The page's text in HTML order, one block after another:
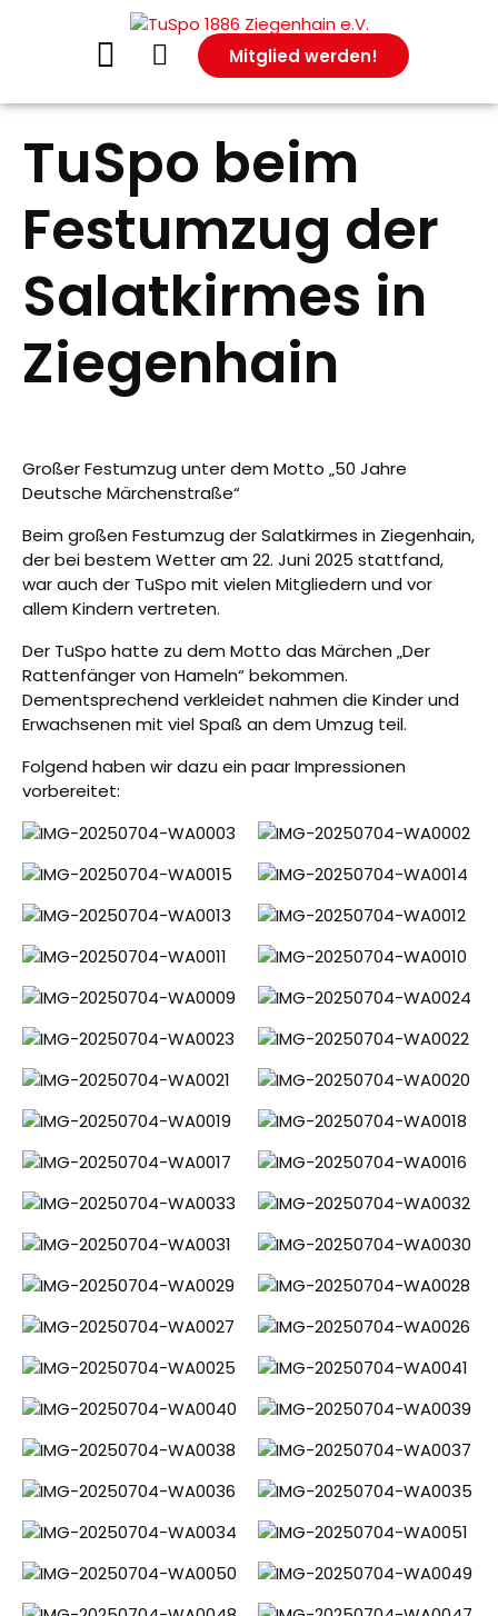
Mitglied werden!
TuSpo beim
Festumzug der
Salatkirmes in
Ziegenhain
Großer Festumzug unter dem Motto „50 Jahre
Deutsche Märchenstraße“
Beim großen Festumzug der Salatkirmes in Ziegenhain,
der bei bestem Wetter am 22. Juni 2025 stattfand,
war auch der TuSpo mit vielen Mitgliedern und vor
allem Kindern vertreten.
Der TuSpo hatte zu dem Motto das Märchen „Der
Rattenfänger von Hameln“ bekommen.
Dementsprechend verkleidet nahmen die Kinder und
Erwachsenen mit viel Spaß an dem Umzug teil.
Folgend haben wir dazu ein paar Impressionen
vorbereitet: